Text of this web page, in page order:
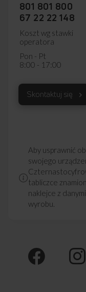
801 801 800
67 22 22 148
Koszt wg stawki
operatora
Pon - Pt
8:00 - 17:00
Skontaktuj się
Aby usprawnić
swojego
tabliczce
naklejce z
wyrobu.